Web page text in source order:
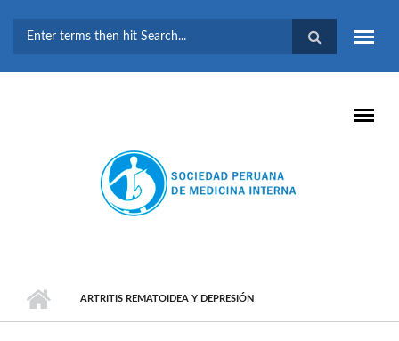
BÚSQUEDA
ARTRITIS REMATOIDEA Y DEPRESIÓN